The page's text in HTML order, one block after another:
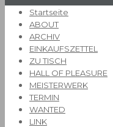
Menu
Startseite
ABOUT
ARCHIV
EINKAUFSZETTEL
ZU TISCH
HALL OF PLEASURE
MEISTERWERK
TERMIN
WANTED
LINK